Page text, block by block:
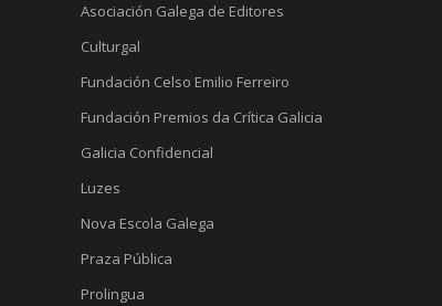
Asociación Galega de Editores
Culturgal
Fundación Celso Emilio Ferreiro
Fundación Premios da Crítica Galicia
Galicia Confidencial
Luzes
Nova Escola Galega
Praza Pública
Prolingua